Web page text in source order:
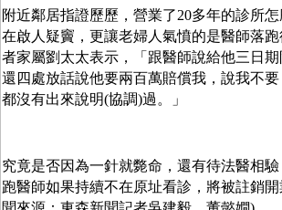
附近鄰居指證歷歷，營業了20多年的診所
在啟人疑竇，更讓老婦人氣憤的是醫師落
者家屬劉太太表示，「跟醫師說給他三日期
還四處放話說他要兩百萬賠償我，說我不
都沒有出來說明(協調)過。」
究竟是否因為一針就斃命，還有待法醫相
跑醫師如果持續不在原址看診，將被註銷開